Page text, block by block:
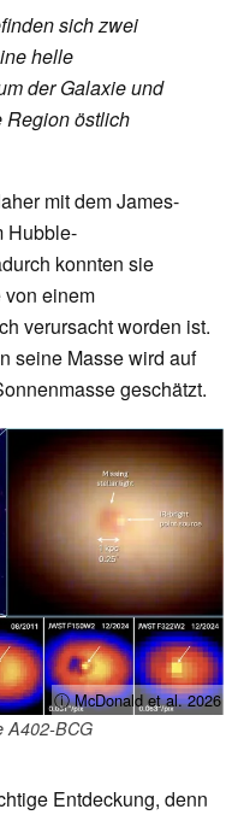
sich zwei
helle
der Galaxie und
Region östlich
mit dem James-
Hubble-
konnten sie
einem
verursacht worden ist.
seine Masse wird auf
geschätzt.
ⓘ McDonald et al. 2026
A402-BCG
Entdeckung, denn